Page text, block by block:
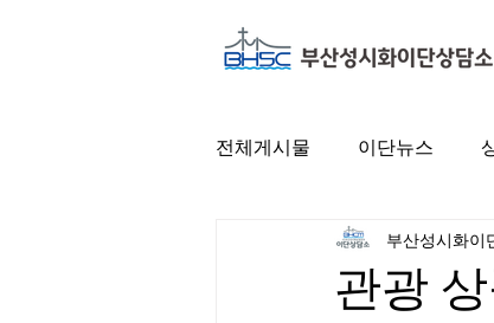
전체게시물 이단뉴스
관광
부산성시화이